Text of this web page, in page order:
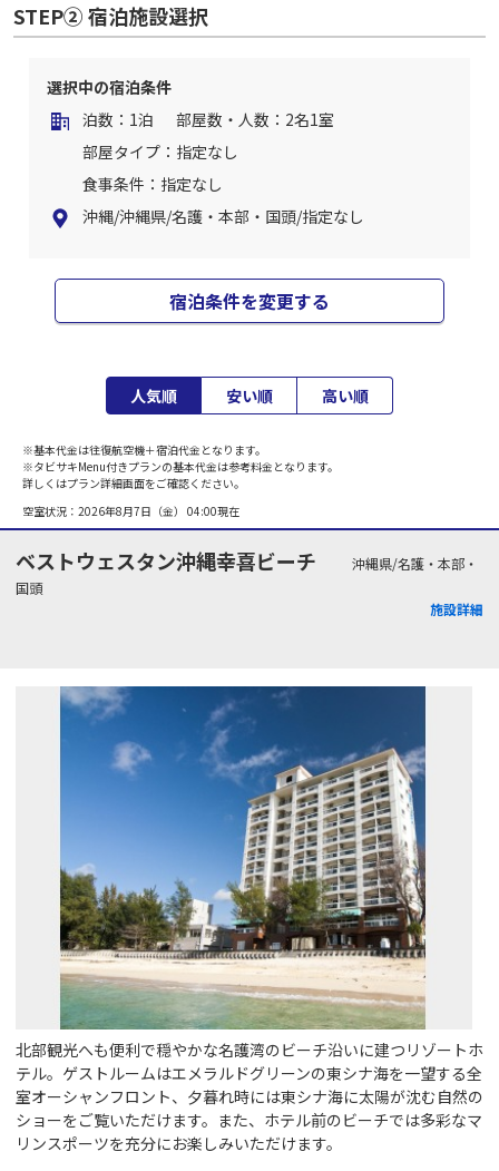
STEP② 宿泊施設選択
選択中の宿泊条件
泊数：1泊
部屋数・人数：2名1室
部屋タイプ：指定なし
食事条件：指定なし
沖縄/沖縄県/名護・本部・国頭/指定なし
宿泊条件を変更する
人気順 安い順 高い順
※基本代金は往復航空機＋宿泊代金となります。
※タビサキMenu付きプランの基本代金は参考料金となります。
詳しくはプラン詳細画面をご確認ください。
空室状況： 2026年8月7日（金） 04:00現在
ベストウェスタン沖縄幸喜ビーチ
沖縄県/名護・本部・
国頭
施設詳細
北部観光へも便利で穏やかな名護湾のビーチ沿いに建つリゾートホ
テル。ゲストルームはエメラルドグリーンの東シナ海を一望する全
室オーシャンフロント、夕暮れ時には東シナ海に太陽が沈む自然の
ショーをご覧いただけます。また、ホテル前のビーチでは多彩なマ
リンスポーツを充分にお楽しみいただけます。